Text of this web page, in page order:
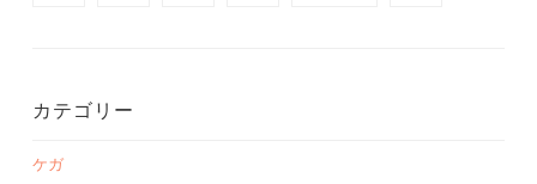
カテゴリー
ケガ